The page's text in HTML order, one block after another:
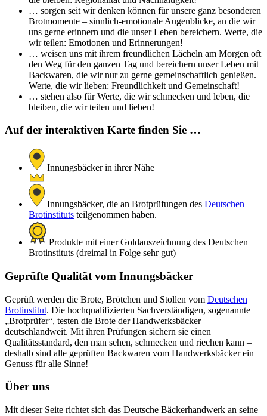
… sorgen seit wir denken können für unsere ganz besonderen
Brotmomente – sinnlich-emotionale Augenblicke, an die wir
uns gerne erinnern und die unser Leben bereichern. Werte, die
wir teilen: Emotionen und Erinnerungen!
… weisen uns mit ihrem freundlichen Lächeln am Morgen oft
den Weg für den ganzen Tag und bereichern unser Leben mit
Backwaren, die wir nur zu gerne gemeinschaftlich genießen.
Werte, die wir lieben: Freundlichkeit und Gemeinschaft!
… stehen also für Werte, die wir schmecken und leben, die
bleiben, die wir teilen und lieben!
Auf der interaktiven Karte finden Sie …
Innungsbäcker in ihrer Nähe
Innungsbäcker, die an Brotprüfungen des Deutschen
Brotinstituts teilgenommen haben.
Produkte mit einer Goldauszeichnung des Deutschen
Brotinstituts (dreimal in Folge sehr gut)
Geprüfte Qualität vom Innungsbäcker
Geprüft werden die Brote, Brötchen und Stollen vom Deutschen
Brotinstitut. Die hochqualifizierten Sachverständigen, sogenannte
„Brotprüfer“, testen die Brote der Handwerksbäcker
deutschlandweit. Mit ihren Prüfungen sichern sie einen
Qualitätsstandard, den man sehen, schmecken und riechen kann –
deshalb sind alle geprüften Backwaren vom Handwerksbäcker ein
Genuss für alle Sinne!
Über uns
Mit dieser Seite richtet sich das Deutsche Bäckerhandwerk an seine